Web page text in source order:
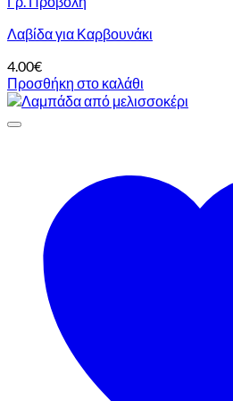
Λαβίδα για Καρβουνάκι
4.00€
Προσθήκη στο καλάθι